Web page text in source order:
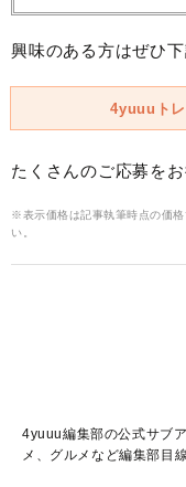
興味のある方はぜひ
4yuuuトレ
たくさんのご応募を
※表示価格は記事執筆時点の価
い。
4yuuu編集部の公式サブ
メ、グルメなど編集部目